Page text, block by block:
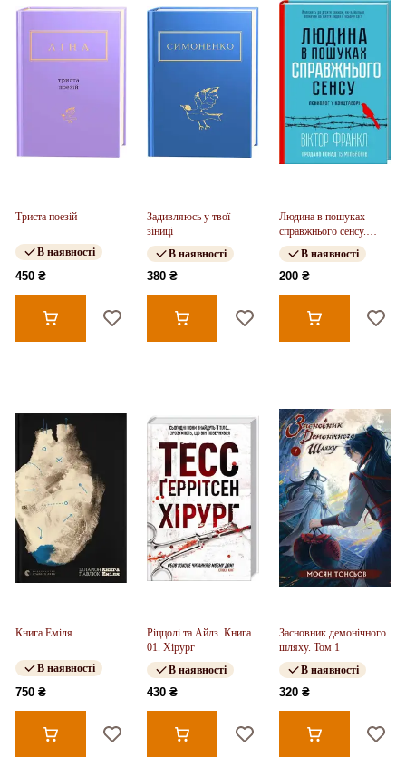
Триста поезій
В наявності
450 ₴
Задивляюсь у твої
зіниці
В наявності
380 ₴
Людина в пошуках
справжнього сенсу.
Психолог у концтаборі
В наявності
200 ₴
Книга Еміля
В наявності
750 ₴
Ріццолі та Айлз. Книга
01. Хірург
В наявності
430 ₴
Засновник демонічного
шляху. Том 1
В наявності
320 ₴